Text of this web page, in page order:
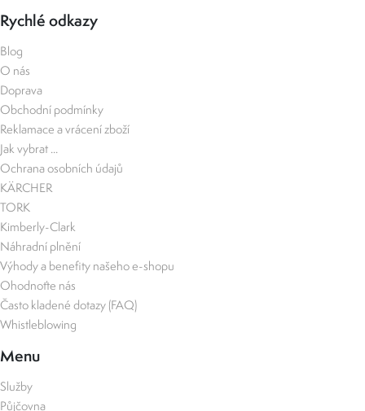
Rychlé odkazy
Blog
O nás
Doprava
Obchodní podmínky
Reklamace a vrácení zboží
Jak vybrat ...
Ochrana osobních údajů
KÄRCHER
TORK
Kimberly-Clark
Náhradní plnění
Výhody a benefity našeho e-shopu
Ohodnoťte nás
Často kladené dotazy (FAQ)
Whistleblowing
Menu
Služby
Půjčovna